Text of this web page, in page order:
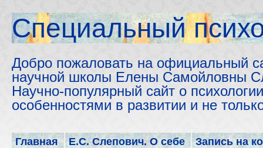
Cпециальный
Добро пожаловать на официальный
научной школы Елены Самойловны
Научно-популярный сайт о
особенностями в развитии и не
Главная Е.С. Слепович. О себе
Запись на